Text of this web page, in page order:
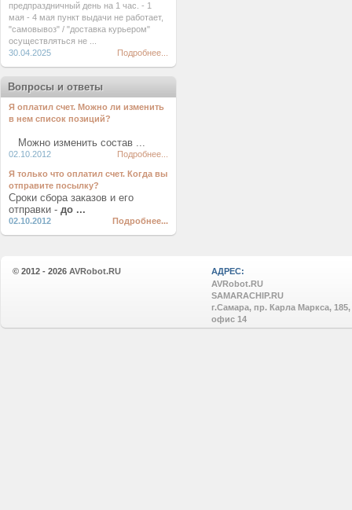
предпраздничный день на 1 час. - 1
мая - 4 мая пункт выдачи не работает,
"самовывоз" / "доставка курьером"
осуществляться не ...
30.04.2025
Подробнее...
Вопросы и ответы
Я оплатил счет. Можно ли изменить
в нем список позиций?
Можно изменить состав ...
02.10.2012 Подробнее...
Я только что оплатил счет. Когда вы
отправите посылку?
Сроки сбора заказов и его
отправки - до ...
02.10.2012 Подробнее...
© 2012 - 2026 AVRobot.RU
АДРЕС:
AVRobot.RU
SAMARACHIP.RU
г.Самара, пр. Карла Маркса, 185,
офис 14